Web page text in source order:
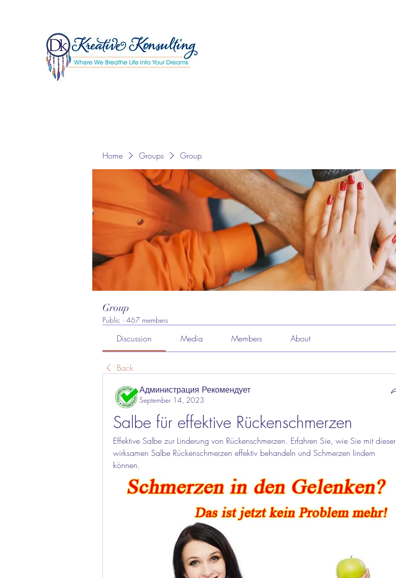
Home Groups Group
Group
Public · 467 members
Discussion Media Members About
Back
Администрация Рекомендует
September 14, 2023
Salbe für effektive Rückenschmerzen
Effektive Salbe zur Linderung von Rückenschmerzen. Erfahren Sie, wie Sie mit dieser
wirksamen Salbe Rückenschmerzen effektiv behandeln und Schmerzen lindern
können.